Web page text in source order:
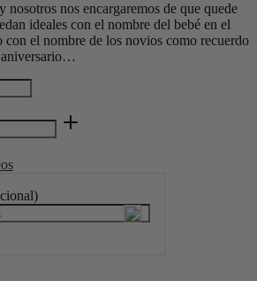
nosotros nos encargaremos de que quede
ideales con el nombre del bebé en el
con el nombre de los novios como recuerdo
aniversario…